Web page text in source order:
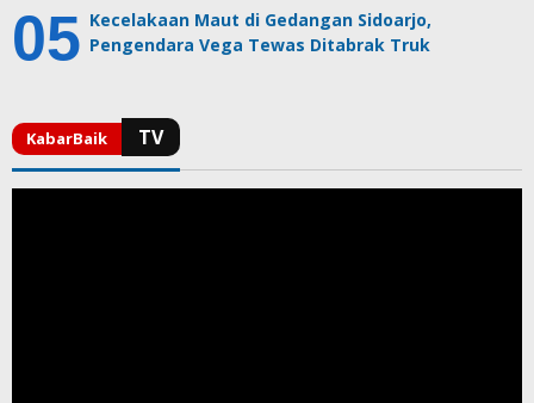
Kecelakaan Maut di Gedangan Sidoarjo,
Pengendara Vega Tewas Ditabrak Truk